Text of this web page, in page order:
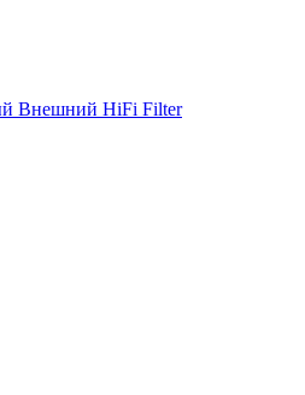
Внешний HiFi Filter